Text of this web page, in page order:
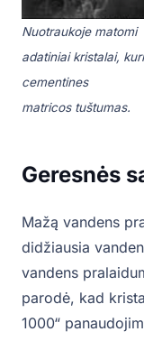
Nuotraukoje matomi
adatiniai kristalai,
cementines
matricos tuštumas.
Geresnės
Mažą vandens
didžiausia
vandens
parodė, kad
1000“